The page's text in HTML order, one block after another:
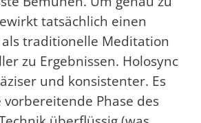
tatsächlich einen
traditionelle Meditation
zu Ergebnissen. Holosync
und konsistenter. Es
Phase des